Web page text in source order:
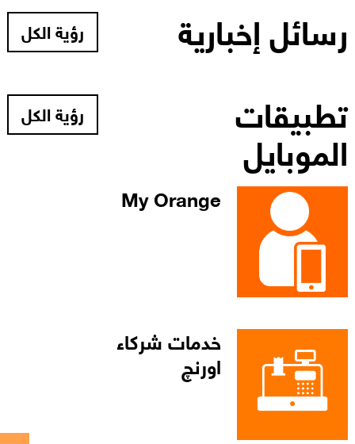
رسائل إخبارية رؤية الكل
تطبيقات
الموبايل
رؤية الكل
My Orange
خدمات شركاء
اورنچ